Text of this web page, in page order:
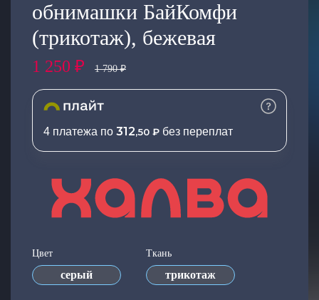
обнимашки БайКомфи
(трикотаж), бежевая
1 250 ₽ 1 790 ₽
Цвет
серый
Ткань
трикотаж
4 платежа по 312,50 ₽ без переплат
Добавляйте товары
в корзину
Оплачивайте сегодня только
25% картой любого банка
Получайте товар
Оставшиеся75 % будут
по
каждые 2 недели